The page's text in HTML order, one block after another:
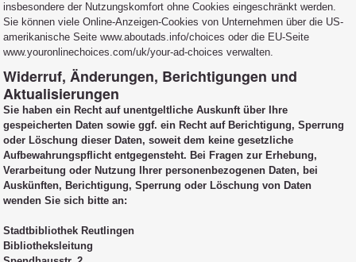
insbesondere der Nutzungskomfort ohne Cookies eingeschränkt werden.
Sie können viele Online-Anzeigen-Cookies von Unternehmen über die US-
amerikanische Seite www.aboutads.info/choices oder die EU-Seite
www.youronlinechoices.com/uk/your-ad-choices verwalten.
Widerruf, Änderungen, Berichtigungen und
Aktualisierungen
Sie haben ein Recht auf unentgeltliche Auskunft über Ihre
gespeicherten Daten sowie ggf. ein Recht auf Berichtigung, Sperrung
oder Löschung dieser Daten, soweit dem keine gesetzliche
Aufbewahrungspflicht entgegensteht. Bei Fragen zur Erhebung,
Verarbeitung oder Nutzung Ihrer personenbezogenen Daten, bei
Auskünften, Berichtigung, Sperrung oder Löschung von Daten
wenden Sie sich bitte an:
Stadtbibliothek Reutlingen
Bibliotheksleitung